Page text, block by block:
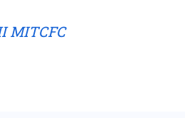
MITCFC